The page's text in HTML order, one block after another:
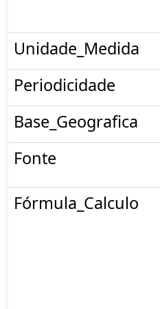
Unidade_Medida
Periodicidade
Base_Geografica
Fonte
Fórmula_Calculo